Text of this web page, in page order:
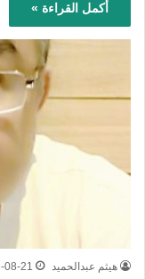
أكمل القراءة »
هيثم عبدالحميد 08-21